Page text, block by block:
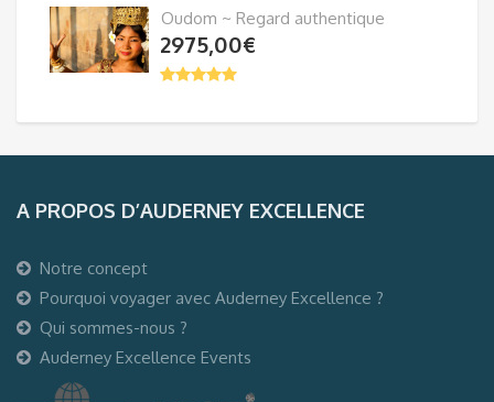
Oudom ~ Regard authentique
2975,00€
A PROPOS D’AUDERNEY EXCELLENCE
Notre concept
Pourquoi voyager avec Auderney Excellence ?
Qui sommes-nous ?
Auderney Excellence Events